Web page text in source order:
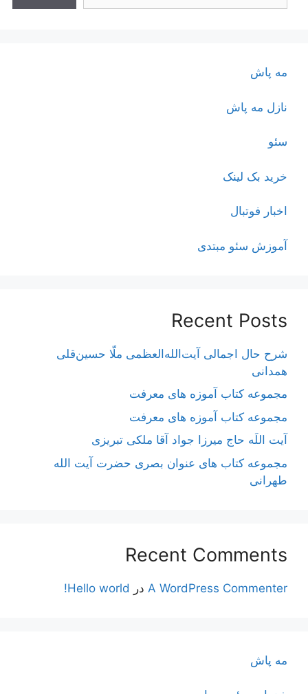
مه پاش
نازل مه پاش
سئو
خرید بک لینک
اخبار فوتبال
آموزش سئو مبتدی
Recent Posts
شرح حال اجمالی آیت‌الله‌العظمی ملّا حسین‌قلی
همدانی
مجموعه کتاب آموزه های معرفت
مجموعه کتاب آموزه های معرفت
آیت اللَه حاج میرزا جواد آقا ملکی تبریزی
مجموعه کتاب های عنوان بصری حضرت آیت الله
طهرانی
Recent Comments
A WordPress Commenter در Hello world!
مه پاش